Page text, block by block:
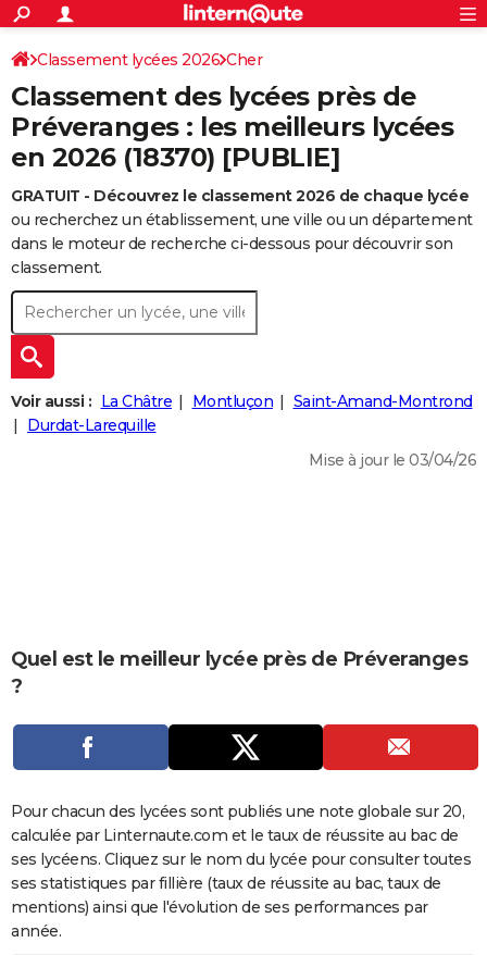
ACTUALITÉS
Politique
Société
Faits Divers
Education
Monde
Villes
+
SPORT
Coupe du monde 2026
Football
Tennis
Cyclisme
Rugby
Forum
CULTURE
Programme TV
TNT
Streaming
Cinéma
Sorties cinéma
Musique
+
FINANCE
Retraite
Impôts
Epargne
Immobilier
Risques naturels par ville
Banque
Assurance
Crédit
AUTO
Essais
Réserver un essai
Citadines
Berlines
SUV
Forum auto
+
HIGH-TECH
BRICOLAGE
Forum
Aménagement intérieur
Extérieur
Cuisine
Salle de bains
Jardinage
Rangement
+WEEK-END
Guides de France
Escapades
Patrimoine
Expositions
Musées
Week-end nature
+
LIFESTYLE
Art de vivre
Bien-être
Loisirs
Mode
Modes de vie
SANTE
Carte de Noël
Carte Bonne année
Carte Saint-Valentin
Carte Pâques
Carte d'anniversaire
DICTIONNAIRE
Dictionnaire
Biographies
Citations
Expressions
Proverbes
PROGRAMME TV
S'inscrire
Se connecter
Lycées
Collèges
Primaires
Universités
Entreprises
Service militaire
Avis de recherche
AVIS DE DÉCÈS
FORUM
Bricolage
Lifestyle
Culture
Sport
Auto
Television
Voyage
Cinema
S'inscrire
Connexion
Classement lycées 2026 Cher
Classement des lycées près de
Préveranges : les meilleurs lycées
en 2026 (18370) [PUBLIE]
GRATUIT - Découvrez le classement 2026 de chaque lycée
ou recherchez un établissement, une ville ou un département
dans le moteur de recherche ci-dessous pour découvrir son
classement.
Voir aussi : La Châtre Montluçon
Saint-Amand-Montrond
Durdat-Larequille
Mise à jour le 03/04/26
Quel est le meilleur lycée près de Préveranges
?
Pour chacun des lycées sont publiés une note globale sur 20,
calculée par Linternaute.com et le taux de réussite au bac de
ses lycéens. Cliquez sur le nom du lycée pour consulter toutes
ses statistiques par fillière (taux de réussite au bac, taux de
mentions) ainsi que l'évolution de ses performances par
année.